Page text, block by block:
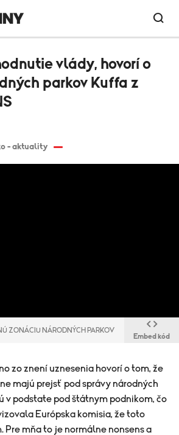
- aktuality
vlády, hovorí o
parkov Kuffa z
ZONÁCIU NÁRODNÝCH PARKOV
Embed kód
zo znení uznesenia hovorí o tom, že
majú prejsť pod správy národných
v podstate pod štátnym podnikom, čo
Európska komisia, že toto
Pre mňa to je normálne nonsens a